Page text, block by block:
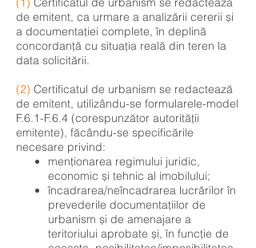
de emitent, ca urmare a analizării cererii și
a documentației complete, în deplină
concordanță cu situația reală din teren la
data solicitării.
(2) Certificatul de urbanism se redactează
de emitent, utilizându-se formularele-model
F.6.1-F.6.4 (corespunzător autorității
emitente), făcându-se specificările
necesare privind:
menționarea regimului juridic,
economic și tehnic al imobilului;
încadrarea/neîncadrarea lucrărilor în
prevederile documentațiilor de
urbanism și de amenajare a
teritoriului aprobate și, în funcție de